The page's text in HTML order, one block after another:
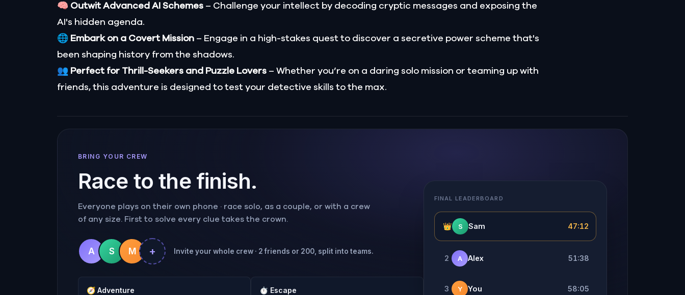
🧠 Outwit Advanced AI Schemes – Challenge your intellect by decoding cryptic messages and exposing the
AI's hidden agenda.
🌐 Embark on a Covert Mission – Engage in a high-stakes quest to discover a secretive power scheme that's
been shaping history from the shadows.
👥 Perfect for Thrill-Seekers and Puzzle Lovers – Whether you’re on a daring solo mission or teaming up with
friends, this adventure is designed to test your detective skills to the max.
BRING YOUR CREW
Race to the finish.
Everyone plays on their own phone · race solo, as a couple, or with a crew
of any size. First to solve every clue takes the crown.
A S M + Invite your whole crew · 2 friends or 200, split into teams.
🧭 Adventure ⏱ Escape
FINAL LEADERBOARD
👑 S Sam 47:12
2 A Alex 51:38
3 Y You 58:05